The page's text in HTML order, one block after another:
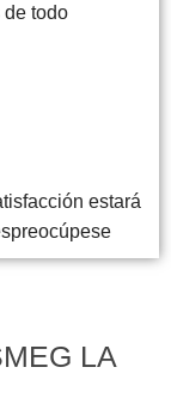
de todo
estará
LA